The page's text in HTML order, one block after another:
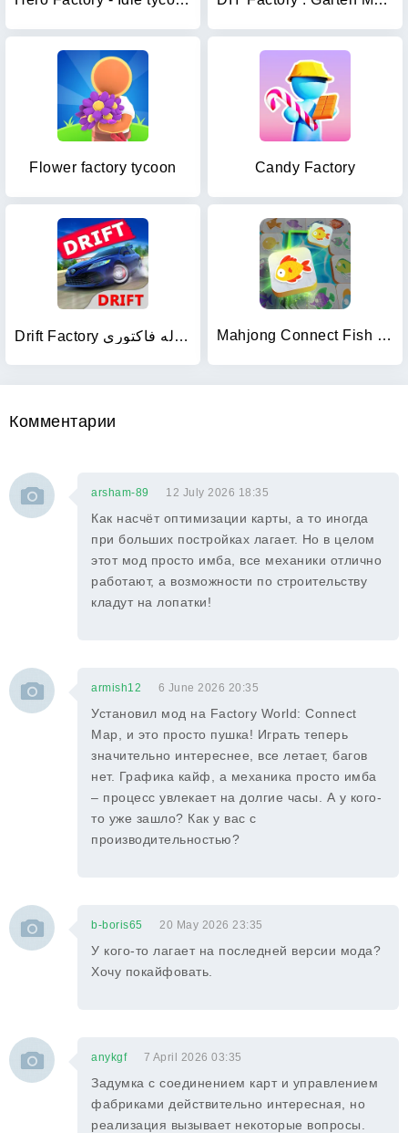
Flower factory tycoon Candy Factory
Drift Factory هجوله فاكتوري Mahjong Connect Fish World
Комментарии
arsham-89 12 July 2026 18:35
Как насчёт оптимизации карты, а то иногда
при больших постройках лагает. Но в целом
этот мод просто имба, все механики отлично
работают, а возможности по строительству
кладут на лопатки!
armish12 6 June 2026 20:35
Установил мод на Factory World: Connect
Map, и это просто пушка! Играть теперь
значительно интереснее, все летает, багов
нет. Графика кайф, а механика просто имба
– процесс увлекает на долгие часы. А у кого-
то уже зашло? Как у вас с
производительностью?
b-boris65 20 May 2026 23:35
У кого-то лагает на последней версии мода?
Хочу покайфовать.
anykgf 7 April 2026 03:35
Задумка с соединением карт и управлением
фабриками действительно интересная, но
реализация вызывает некоторые вопросы.